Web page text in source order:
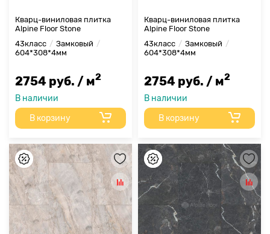
Кварц-виниловая плитка
Alpine Floor Stone
43класс
Замковый
604*308*4мм
2754 руб. / м2
В наличии
В корзину
Кварц-виниловая плитка
Alpine Floor Stone
43класс
Замковый
604*308*4мм
2754 руб. / м2
В наличии
В корзину